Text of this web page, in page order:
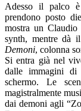
Adesso il palco
prendono posto
mostra un Claudio
synth, mentre dà
Demoni, colonna
Si entra già nel
dalle immagini
schermo. Le
magistralmente
dai demoni agli